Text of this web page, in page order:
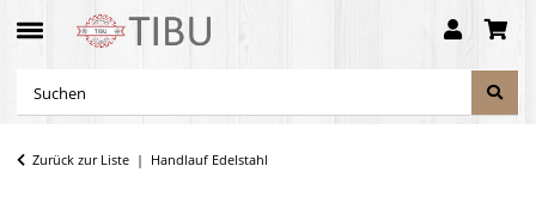
Zurück zur Liste Handlauf Edelstahl